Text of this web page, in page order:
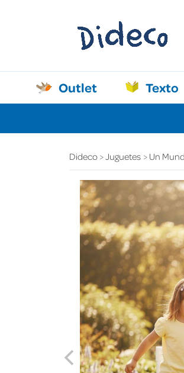
Outlet Texto
Dideco Juguetes Un